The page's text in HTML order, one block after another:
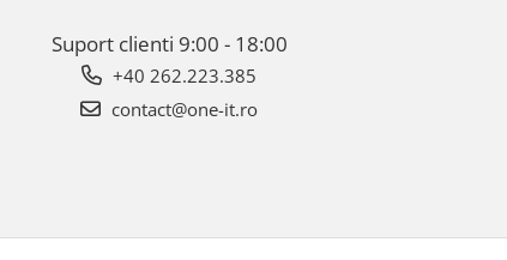
Suport clienti 9:00 - 18:00
+40 262.223.385
contact@one-it.ro